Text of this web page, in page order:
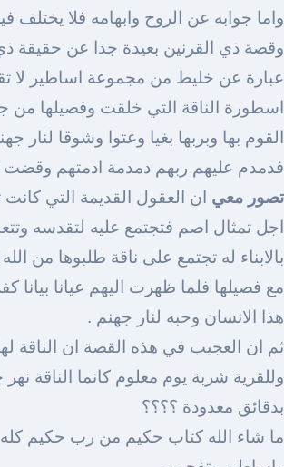
واما جوابه عن الروح وابهامه فلا يختلف
وقصة ذي القرنين بعيدة جدا عن حقيقة
عبارة عن خليط من مجموعة اساطير لا
اسطورة الناقة التي خلقت وفصيلها من
القوم بها وبربها بغيا وعتوا وشوقا لنار
فدمدم عليهم ربهم دمدمة ادمتهم وقضت
تصور معي ان العقول القديمة التي كانت
اجل تمثال اصم فتجتمع عليه لتقدسه
بالابناء له تجتمع على ناقة طلبوها من
مع فصيلها فلما ظهرت اليهم عيانا بيانا
هذا الانسان وحبه لنار جهنم .
ثم ان العجيب في هذه القصة ان الناقة
وللقرية شربة يوم معلوم كانما الناقة
بدقائق معدودة ؟؟؟؟
ما شاء الله كتاب حكيم من رب حكيم